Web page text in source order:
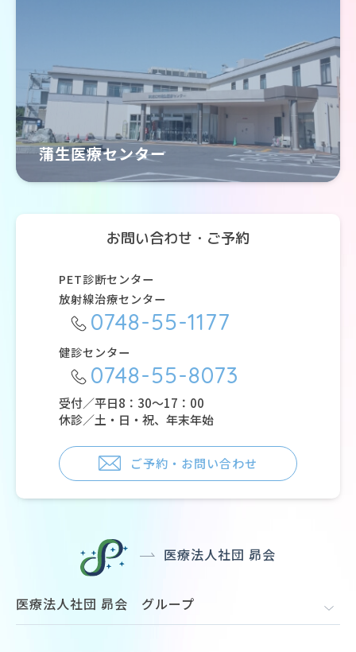
蒲生医療センター
お問い合わせ・ご予約
PET診断センター
放射線治療センター
0748-55-1177
健診センター
0748-55-8073
受付／平日8：30～17：00
休診／土・日・祝、年末年始
ご予約・お問い合わせ
医療法人社団 昴会
医療法人社団 昴会 グループ